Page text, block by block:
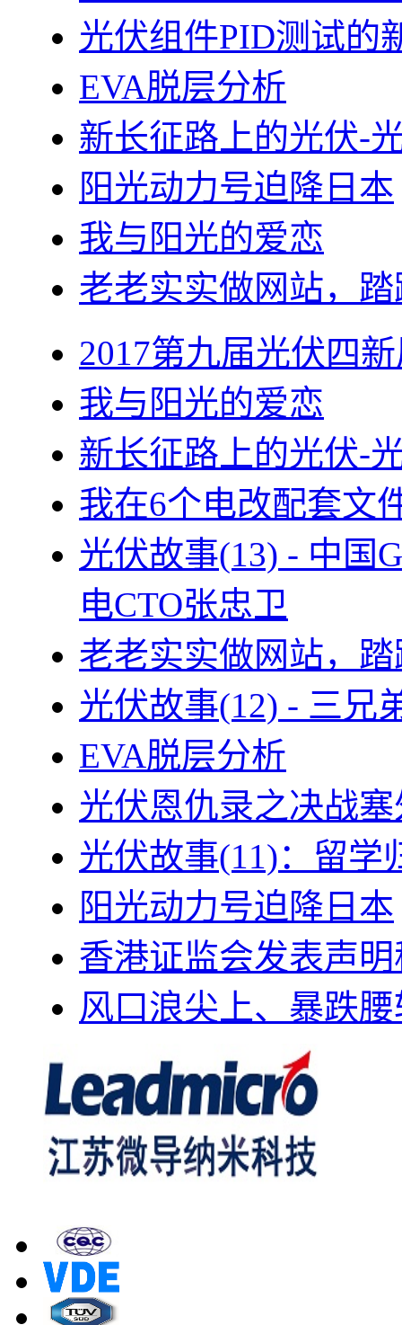
光伏组件PID测试的
EVA脱层分析
新长征路上的光伏-
阳光动力号迫降日本
我与阳光的爱恋
老老实实做网站，
2017第九届光伏四
我与阳光的爱恋
新长征路上的光伏-
我在6个电改配套文
光伏故事(13) - 中国
电CTO张忠卫
老老实实做网站，
光伏故事(12) - 三兄
EVA脱层分析
光伏恩仇录之决战
光伏故事(11)：留学
阳光动力号迫降日本
香港证监会发表声
风口浪尖上、暴跌